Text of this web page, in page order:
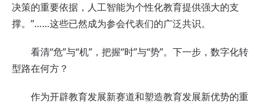
决策的重要依据，人工智能为个性化教育提供强大的支
撑。”……这些已然成为参会代表们的广泛共识。
看清“危”与“机”，把握“时”与“势”。下一步，数字化转
型路在何方？
作为开辟教育发展新赛道和塑造教育发展新优势的重